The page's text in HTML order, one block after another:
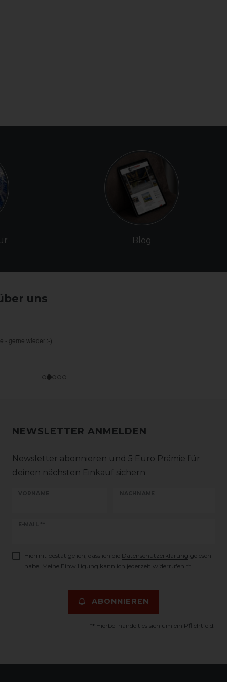
Blog
uns
NEWSLETTER ANMELDEN
Newsletter abonnieren und 5 Euro Prämie für
deinen nächsten Einkauf sichern
VORNAME NACHNAME
E-MAIL **
Newsletter
Hiermit bestätige ich, dass ich die Daten­schutz­erklärung gelesen
habe. Meine Einwilligung kann ich jederzeit widerrufen.**
ABONNIEREN
** Hierbei handelt es sich um ein Pflichtfeld.